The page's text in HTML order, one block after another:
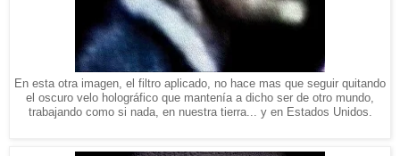
En esta otra imagen, el filtro aplicado, no hace mas que seguir quitando
el oscuro velo holográfico que mantenía a dicho ser de otro mundo,
trabajando como si nada, en nuestra tierra... y en Estados Unidos.